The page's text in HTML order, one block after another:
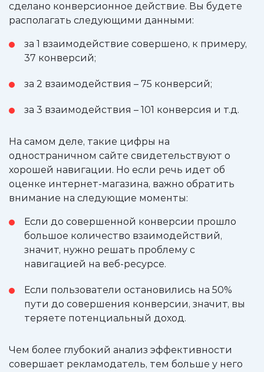
сделано конверсионное действие. Вы будете
располагать следующими данными:
за 1 взаимодействие совершено, к примеру,
37 конверсий;
за 2 взаимодействия – 75 конверсий;
за 3 взаимодействия – 101 конверсия и т.д.
На самом деле, такие цифры на
одностраничном сайте свидетельствуют о
хорошей навигации. Но если речь идет об
оценке интернет-магазина, важно обратить
внимание на следующие моменты:
Если до совершенной конверсии прошло
большое количество взаимодействий,
значит, нужно решать проблему с
навигацией на веб-ресурсе.
Если пользователи остановились на 50%
пути до совершения конверсии, значит, вы
теряете потенциальный доход.
Чем более глубокий анализ эффективности
совершает рекламодатель, тем больше у него